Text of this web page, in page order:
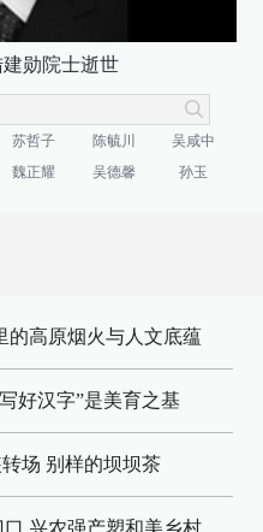
勋院士逝世
苏哲子 陈毓川
吴咸中
魏正耀 吴德馨 孙玉
的高原烟火与人文底蕴
好汉字”是美育之基
场 别样的坝坝茶
兴农强产塑和美乡村